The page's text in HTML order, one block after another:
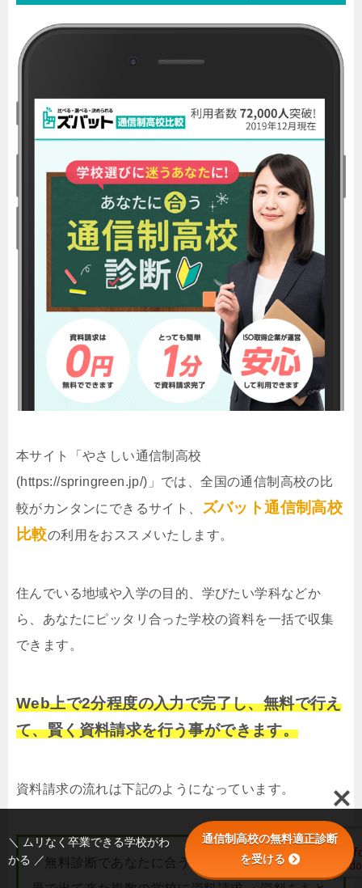
本サイト「やさしい通信制高校
(https://springreen.jp/)」では、全国の通信制高校の比
較がカンタンにできるサイト、
ズバット通信制高校
比較の利用をおススメいたします。
住んでいる地域や入学の目的、学びたい学科などか
ら、あなたにピッタリ合った学校の資料を一括で収集
できます。
Web上で2分程度の入力で完了し、無料で行え
て、賢く資料請求を行う事ができます。
資料請求の流れは下記のようになっています。
・無料診断であなたに合う学校を調べる ・診断結
＼ ムリなく卒業できる学校がわ
かる ／
通信制高校の無料適正診断
を受ける